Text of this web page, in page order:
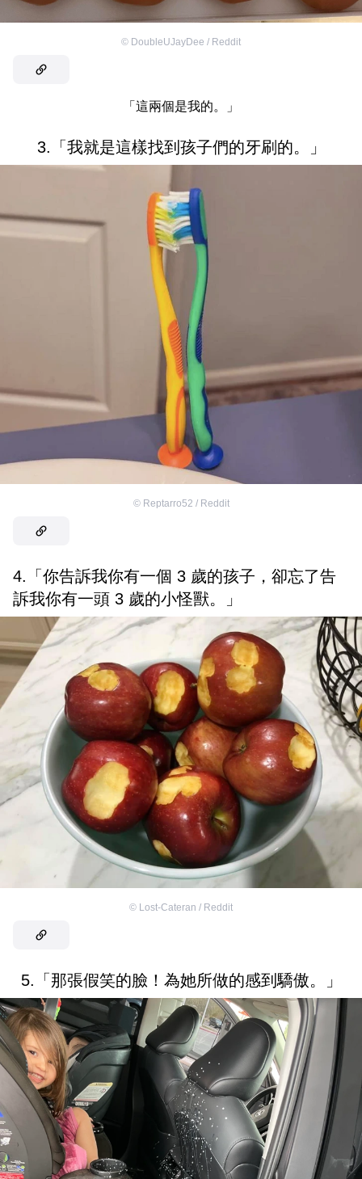
© DoubleUJayDee / Reddit
「這兩個是我的。」
3.「我就是這樣找到孩子們的牙刷的。」
© Reptarro52 / Reddit
4.「你告訴我你有一個 3 歲的孩子，卻忘了告
訴我你有一頭 3 歲的小怪獸。」
© Lost-Cateran / Reddit
5.「那張假笑的臉！為她所做的感到驕傲。」